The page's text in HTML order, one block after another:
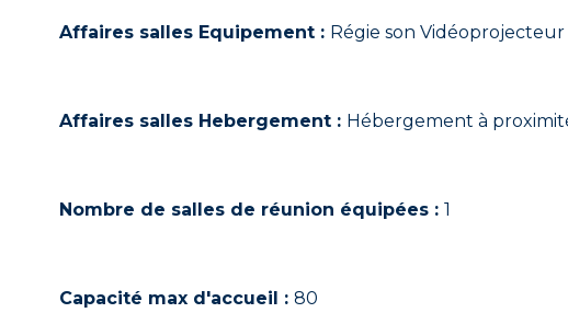
Affaires salles Equipement : Régie son
Affaires salles Hebergement : Hébergement à
Nombre de salles de réunion équipées : 1
Capacité max d'accueil : 80